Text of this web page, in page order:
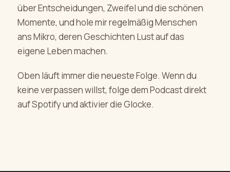
über Entscheidungen, Zweifel und die schönen
Momente, und hole mir regelmäßig Menschen
ans Mikro, deren Geschichten Lust auf das
eigene Leben machen.
Oben läuft immer die neueste Folge. Wenn du
keine verpassen willst, folge dem Podcast direkt
auf Spotify und aktivier die Glocke.